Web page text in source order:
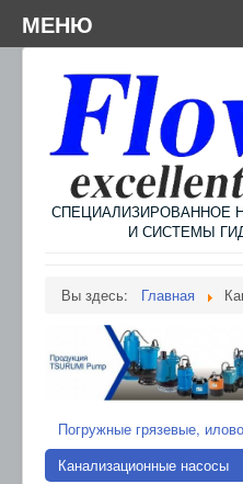
СПЕЦИАЛИЗИРОВАННОЕ
И СИСТЕМЫ
Вы здесь: Главная
Погружные грязевые,
Канализационные насосы
Menu
МЕНЮ